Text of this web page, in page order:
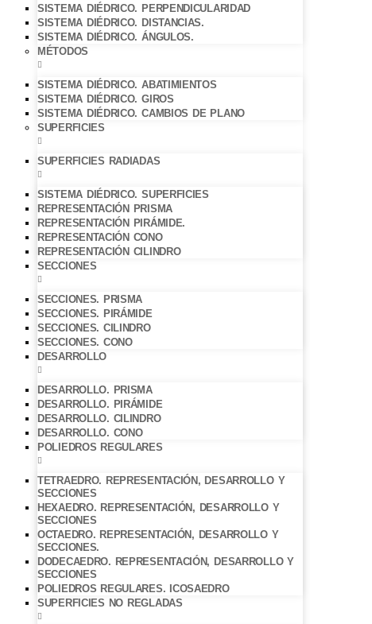
SISTEMA DIÉDRICO. PERPENDICULARIDAD
SISTEMA DIÉDRICO. DISTANCIAS.
SISTEMA DIÉDRICO. ÁNGULOS.
MÉTODOS
SISTEMA DIÉDRICO. ABATIMIENTOS
SISTEMA DIÉDRICO. GIROS
SISTEMA DIÉDRICO. CAMBIOS DE PLANO
SUPERFICIES
SUPERFICIES RADIADAS
SISTEMA DIÉDRICO. SUPERFICIES
REPRESENTACIÓN PRISMA
REPRESENTACIÓN PIRÁMIDE.
REPRESENTACIÓN CONO
REPRESENTACIÓN CILINDRO
SECCIONES
SECCIONES. PRISMA
SECCIONES. PIRÁMIDE
SECCIONES. CILINDRO
SECCIONES. CONO
DESARROLLO
DESARROLLO. PRISMA
DESARROLLO. PIRÁMIDE
DESARROLLO. CILINDRO
DESARROLLO. CONO
POLIEDROS REGULARES
TETRAEDRO. REPRESENTACIÓN, DESARROLLO Y
SECCIONES
HEXAEDRO. REPRESENTACIÓN, DESARROLLO Y
SECCIONES
OCTAEDRO. REPRESENTACIÓN, DESARROLLO Y
SECCIONES.
DODECAEDRO. REPRESENTACIÓN, DESARROLLO Y
SECCIONES
POLIEDROS REGULARES. ICOSAEDRO
SUPERFICIES NO REGLADAS